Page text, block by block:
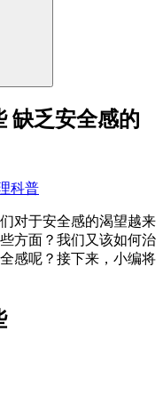
缺乏安全感的
科普
对于安全感的渴望越来
方面？我们又该如何治
感呢？接下来，小编将